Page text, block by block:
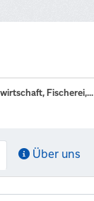
Fischerei,...
Über uns